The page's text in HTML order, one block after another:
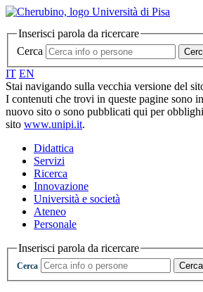
Inserisci parola da ricercare
Cerca
IT EN
Stai navigando sulla vecchia versione del
I contenuti che trovi in queste pagine sono
nuovo sito o sono pubblicati qui per
sito www.unipi.it.
Didattica
Servizi
Ricerca
Innovazione
Università e società
Ateneo
Personale
Inserisci parola da ricercare
Cerca Cerca